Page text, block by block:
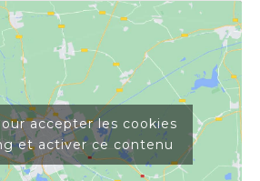
accepter les cookies
et activer ce contenu